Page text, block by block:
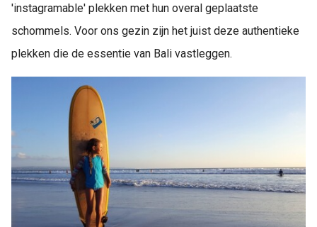
'instagramable' plekken met hun overal geplaatste
schommels. Voor ons gezin zijn het juist deze authentieke
plekken die de essentie van Bali vastleggen.